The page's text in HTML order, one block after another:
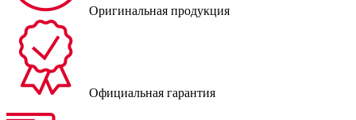
Оригинальная продукция
Официальная гарантия